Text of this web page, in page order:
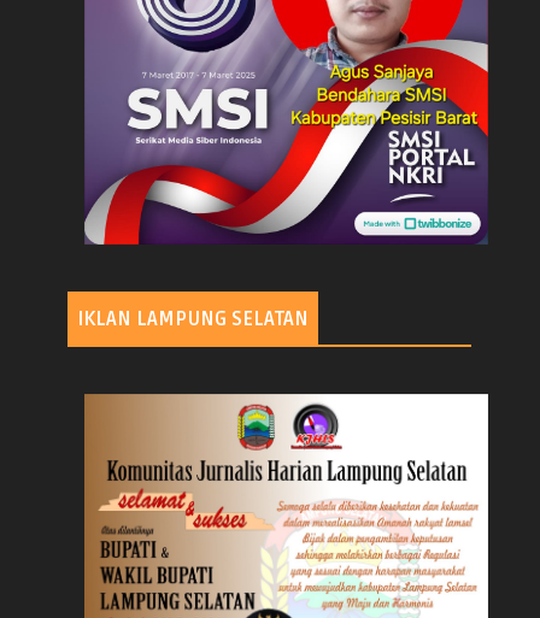
IKLAN LAMPUNG SELATAN